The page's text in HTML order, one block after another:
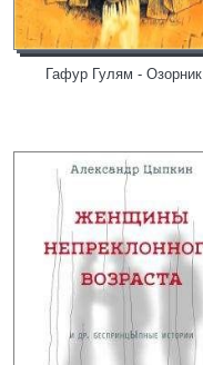
Гафур Гулям - Озорник